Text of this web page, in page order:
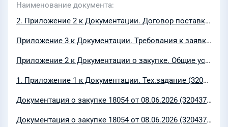
Наименование документа
2. Приложение 2 к Документации. Договор поставки (3204364).docx
Приложение 3 к Документации. Требования к заявке (ШМ1С) (3204389).docx
Приложение 2 к Документации о закупке. Общие условия договоров (3204374).rar
1. Приложение 1 к Документации. Тех.задание (3204363).docx
Документация о закупке 18054 от 08.06.2026 (3204373) (визуализация).pdf
Документация о закупке 18054 от 08.06.2026 (3204373).rtf